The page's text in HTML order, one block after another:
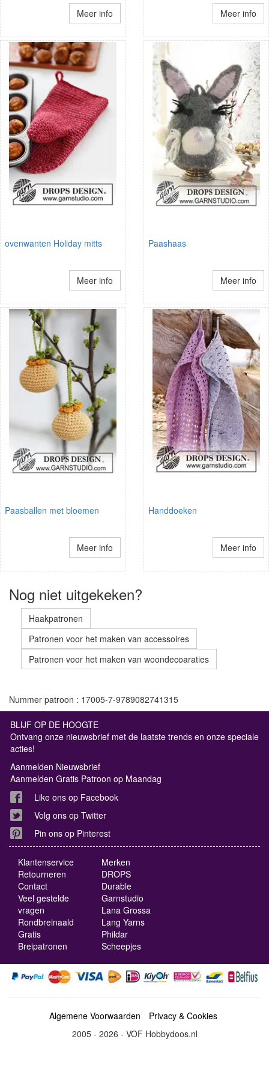
Meer info Meer info
ovenwanten Holiday mitts
Meer info
Paashaas
Meer info
Paasballen met bloemen
Meer info
Handdoeken
Meer info
Nog niet uitgekeken?
Haakpatronen
Patronen voor het maken van accessoires
Patronen voor het maken van woondecoaraties
Nummer patroon : 17005-7-9789082741315
BLIJF OP DE HOOGTE
Ontvang onze nieuwsbrief met de laatste trends en onze speciale
acties!
Aanmelden Nieuwsbrief
Aanmelden Gratis Patroon op Maandag
Like ons op Facebook
Volg ons op Twitter
Pin ons op Pinterest
Klantenservice
Retourneren
Contact
Veel gestelde
vragen
Rondbreinaald
Gratis
Breipatronen
Merken
DROPS
Durable
Garnstudio
Lana Grossa
Lang Yarns
Phildar
Scheepjes
Algemene Voorwaarden
Privacy & Cookies
2005 - 2026 - VOF Hobbydoos.nl